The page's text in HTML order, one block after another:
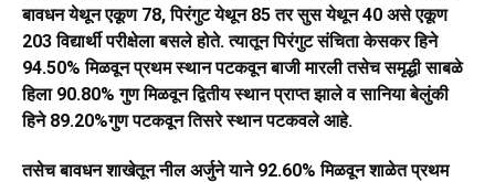
बावधन येथून एकूण 78, पिरंगुट येथून 85 तर सुस येथून 40 असे एकूण
203 विद्यार्थी परीक्षेला बसले होते. त्यातून पिरंगुट संचिता केसकर हिने
94.50% मिळवून प्रथम स्थान पटकवून बाजी मारली तसेच समृद्धी साबळे
हिला 90.80% गुण मिळवून द्वितीय स्थान प्राप्त झाले व सानिया बेलुंकी
हिने 89.20%गुण पटकवून तिसरे स्थान पटकवले आहे.
तसेच बावधन शाखेतून नील अर्जुने याने 92.60% मिळवून शाळेत प्रथम